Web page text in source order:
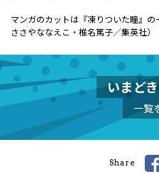
マンガのカットは『凍りついた瞳』
ささやななえこ・椎名篤子／集英社）
いまど
一覧
Share